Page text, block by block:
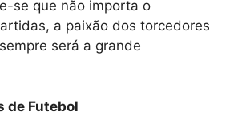
se que não importa o
a paixão dos torcedores
será a grande
de Futebol